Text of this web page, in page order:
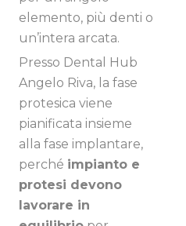
elemento, più denti o
un’intera arcata.
Presso Dental Hub
Angelo Riva, la fase
protesica viene
pianificata insieme
alla fase implantare,
perché impianto e
protesi devono
lavorare in